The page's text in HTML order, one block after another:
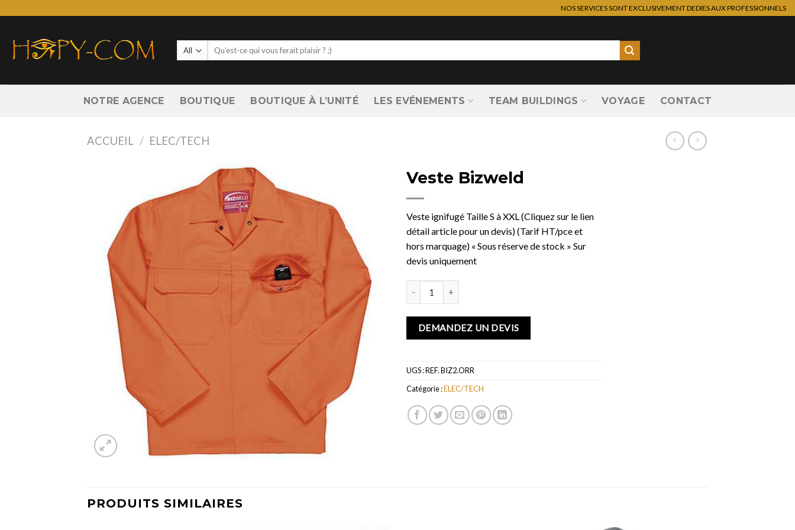
NOS SERVICES SONT EXCLUSIVEMENT DEDIES AUX PROFESSIONNELS
Recherche
pour :
NOTRE AGENCE BOUTIQUE BOUTIQUE À L’UNITÉ LES EVÉNEMENTS TEAM BUILDINGS VOYAGE CONTACT
ACCUEIL / ELEC/TECH
Veste Bizweld
Veste ignifugé Taille S à XXL (Cliquez sur le lien
détail article pour un devis) (Tarif HT/pce et
hors marquage) « Sous réserve de stock » Sur
devis uniquement
DEMANDEZ UN DEVIS
UGS :REF. BIZ2.ORR
Catégorie :ELEC/TECH
PRODUITS SIMILAIRES